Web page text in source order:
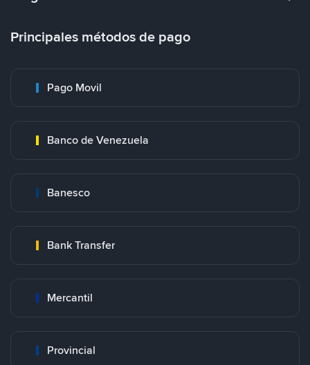
Principales métodos de pago
Pago Movil
Banco de Venezuela
Banesco
Bank Transfer
Mercantil
Provincial